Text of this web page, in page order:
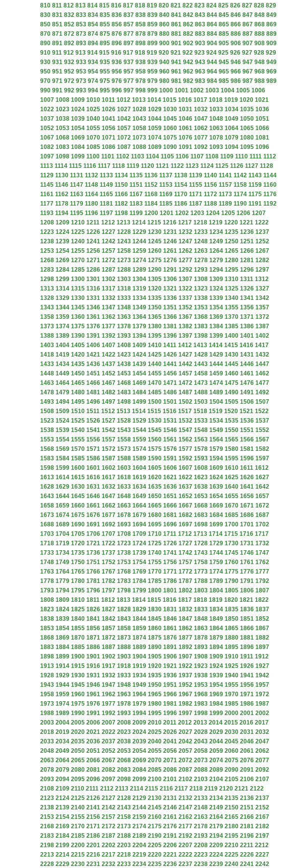
810 811 812 813 814 815 816 817 818 819 820 821 822 823 824 825 826 827 828 829
830 831 832 833 834 835 836 837 838 839 840 841 842 843 844 845 846 847 848 849
850 851 852 853 854 855 856 857 858 859 860 861 862 863 864 865 866 867 868 869
870 871 872 873 874 875 876 877 878 879 880 881 882 883 884 885 886 887 888 889
890 891 892 893 894 895 896 897 898 899 900 901 902 903 904 905 906 907 908 909
910 911 912 913 914 915 916 917 918 919 920 921 922 923 924 925 926 927 928 929
930 931 932 933 934 935 936 937 938 939 940 941 942 943 944 945 946 947 948 949
950 951 952 953 954 955 956 957 958 959 960 961 962 963 964 965 966 967 968 969
970 971 972 973 974 975 976 977 978 979 980 981 982 983 984 985 986 987 988 989
990 991 992 993 994 995 996 997 998 999 1000 1001 1002 1003 1004 1005 1006
1007 1008 1009 1010 1011 1012 1013 1014 1015 1016 1017 1018 1019 1020 1021
1022 1023 1024 1025 1026 1027 1028 1029 1030 1031 1032 1033 1034 1035 1036
1037 1038 1039 1040 1041 1042 1043 1044 1045 1046 1047 1048 1049 1050 1051
1052 1053 1054 1055 1056 1057 1058 1059 1060 1061 1062 1063 1064 1065 1066
1067 1068 1069 1070 1071 1072 1073 1074 1075 1076 1077 1078 1079 1080 1081
1082 1083 1084 1085 1086 1087 1088 1089 1090 1091 1092 1093 1094 1095 1096
1097 1098 1099 1100 1101 1102 1103 1104 1105 1106 1107 1108 1109 1110 1111 1112
1113 1114 1115 1116 1117 1118 1119 1120 1121 1122 1123 1124 1125 1126 1127 1128
1129 1130 1131 1132 1133 1134 1135 1136 1137 1138 1139 1140 1141 1142 1143 1144
1145 1146 1147 1148 1149 1150 1151 1152 1153 1154 1155 1156 1157 1158 1159 1160
1161 1162 1163 1164 1165 1166 1167 1168 1169 1170 1171 1172 1173 1174 1175 1176
1177 1178 1179 1180 1181 1182 1183 1184 1185 1186 1187 1188 1189 1190 1191 1192
1193 1194 1195 1196 1197 1198 1199 1200 1201 1202 1203 1204 1205 1206 1207
1208 1209 1210 1211 1212 1213 1214 1215 1216 1217 1218 1219 1220 1221 1222
1223 1224 1225 1226 1227 1228 1229 1230 1231 1232 1233 1234 1235 1236 1237
1238 1239 1240 1241 1242 1243 1244 1245 1246 1247 1248 1249 1250 1251 1252
1253 1254 1255 1256 1257 1258 1259 1260 1261 1262 1263 1264 1265 1266 1267
1268 1269 1270 1271 1272 1273 1274 1275 1276 1277 1278 1279 1280 1281 1282
1283 1284 1285 1286 1287 1288 1289 1290 1291 1292 1293 1294 1295 1296 1297
1298 1299 1300 1301 1302 1303 1304 1305 1306 1307 1308 1309 1310 1311 1312
1313 1314 1315 1316 1317 1318 1319 1320 1321 1322 1323 1324 1325 1326 1327
1328 1329 1330 1331 1332 1333 1334 1335 1336 1337 1338 1339 1340 1341 1342
1343 1344 1345 1346 1347 1348 1349 1350 1351 1352 1353 1354 1355 1356 1357
1358 1359 1360 1361 1362 1363 1364 1365 1366 1367 1368 1369 1370 1371 1372
1373 1374 1375 1376 1377 1378 1379 1380 1381 1382 1383 1384 1385 1386 1387
1388 1389 1390 1391 1392 1393 1394 1395 1396 1397 1398 1399 1400 1401 1402
1403 1404 1405 1406 1407 1408 1409 1410 1411 1412 1413 1414 1415 1416 1417
1418 1419 1420 1421 1422 1423 1424 1425 1426 1427 1428 1429 1430 1431 1432
1433 1434 1435 1436 1437 1438 1439 1440 1441 1442 1443 1444 1445 1446 1447
1448 1449 1450 1451 1452 1453 1454 1455 1456 1457 1458 1459 1460 1461 1462
1463 1464 1465 1466 1467 1468 1469 1470 1471 1472 1473 1474 1475 1476 1477
1478 1479 1480 1481 1482 1483 1484 1485 1486 1487 1488 1489 1490 1491 1492
1493 1494 1495 1496 1497 1498 1499 1500 1501 1502 1503 1504 1505 1506 1507
1508 1509 1510 1511 1512 1513 1514 1515 1516 1517 1518 1519 1520 1521 1522
1523 1524 1525 1526 1527 1528 1529 1530 1531 1532 1533 1534 1535 1536 1537
1538 1539 1540 1541 1542 1543 1544 1545 1546 1547 1548 1549 1550 1551 1552
1553 1554 1555 1556 1557 1558 1559 1560 1561 1562 1563 1564 1565 1566 1567
1568 1569 1570 1571 1572 1573 1574 1575 1576 1577 1578 1579 1580 1581 1582
1583 1584 1585 1586 1587 1588 1589 1590 1591 1592 1593 1594 1595 1596 1597
1598 1599 1600 1601 1602 1603 1604 1605 1606 1607 1608 1609 1610 1611 1612
1613 1614 1615 1616 1617 1618 1619 1620 1621 1622 1623 1624 1625 1626 1627
1628 1629 1630 1631 1632 1633 1634 1635 1636 1637 1638 1639 1640 1641 1642
1643 1644 1645 1646 1647 1648 1649 1650 1651 1652 1653 1654 1655 1656 1657
1658 1659 1660 1661 1662 1663 1664 1665 1666 1667 1668 1669 1670 1671 1672
1673 1674 1675 1676 1677 1678 1679 1680 1681 1682 1683 1684 1685 1686 1687
1688 1689 1690 1691 1692 1693 1694 1695 1696 1697 1698 1699 1700 1701 1702
1703 1704 1705 1706 1707 1708 1709 1710 1711 1712 1713 1714 1715 1716 1717
1718 1719 1720 1721 1722 1723 1724 1725 1726 1727 1728 1729 1730 1731 1732
1733 1734 1735 1736 1737 1738 1739 1740 1741 1742 1743 1744 1745 1746 1747
1748 1749 1750 1751 1752 1753 1754 1755 1756 1757 1758 1759 1760 1761 1762
1763 1764 1765 1766 1767 1768 1769 1770 1771 1772 1773 1774 1775 1776 1777
1778 1779 1780 1781 1782 1783 1784 1785 1786 1787 1788 1789 1790 1791 1792
1793 1794 1795 1796 1797 1798 1799 1800 1801 1802 1803 1804 1805 1806 1807
1808 1809 1810 1811 1812 1813 1814 1815 1816 1817 1818 1819 1820 1821 1822
1823 1824 1825 1826 1827 1828 1829 1830 1831 1832 1833 1834 1835 1836 1837
1838 1839 1840 1841 1842 1843 1844 1845 1846 1847 1848 1849 1850 1851 1852
1853 1854 1855 1856 1857 1858 1859 1860 1861 1862 1863 1864 1865 1866 1867
1868 1869 1870 1871 1872 1873 1874 1875 1876 1877 1878 1879 1880 1881 1882
1883 1884 1885 1886 1887 1888 1889 1890 1891 1892 1893 1894 1895 1896 1897
1898 1899 1900 1901 1902 1903 1904 1905 1906 1907 1908 1909 1910 1911 1912
1913 1914 1915 1916 1917 1918 1919 1920 1921 1922 1923 1924 1925 1926 1927
1928 1929 1930 1931 1932 1933 1934 1935 1936 1937 1938 1939 1940 1941 1942
1943 1944 1945 1946 1947 1948 1949 1950 1951 1952 1953 1954 1955 1956 1957
1958 1959 1960 1961 1962 1963 1964 1965 1966 1967 1968 1969 1970 1971 1972
1973 1974 1975 1976 1977 1978 1979 1980 1981 1982 1983 1984 1985 1986 1987
1988 1989 1990 1991 1992 1993 1994 1995 1996 1997 1998 1999 2000 2001 2002
2003 2004 2005 2006 2007 2008 2009 2010 2011 2012 2013 2014 2015 2016 2017
2018 2019 2020 2021 2022 2023 2024 2025 2026 2027 2028 2029 2030 2031 2032
2033 2034 2035 2036 2037 2038 2039 2040 2041 2042 2043 2044 2045 2046 2047
2048 2049 2050 2051 2052 2053 2054 2055 2056 2057 2058 2059 2060 2061 2062
2063 2064 2065 2066 2067 2068 2069 2070 2071 2072 2073 2074 2075 2076 2077
2078 2079 2080 2081 2082 2083 2084 2085 2086 2087 2088 2089 2090 2091 2092
2093 2094 2095 2096 2097 2098 2099 2100 2101 2102 2103 2104 2105 2106 2107
2108 2109 2110 2111 2112 2113 2114 2115 2116 2117 2118 2119 2120 2121 2122
2123 2124 2125 2126 2127 2128 2129 2130 2131 2132 2133 2134 2135 2136 2137
2138 2139 2140 2141 2142 2143 2144 2145 2146 2147 2148 2149 2150 2151 2152
2153 2154 2155 2156 2157 2158 2159 2160 2161 2162 2163 2164 2165 2166 2167
2168 2169 2170 2171 2172 2173 2174 2175 2176 2177 2178 2179 2180 2181 2182
2183 2184 2185 2186 2187 2188 2189 2190 2191 2192 2193 2194 2195 2196 2197
2198 2199 2200 2201 2202 2203 2204 2205 2206 2207 2208 2209 2210 2211 2212
2213 2214 2215 2216 2217 2218 2219 2220 2221 2222 2223 2224 2225 2226 2227
2228 2229 2230 2231 2232 2233 2234 2235 2236 2237 2238 2239 2240 2241 2242